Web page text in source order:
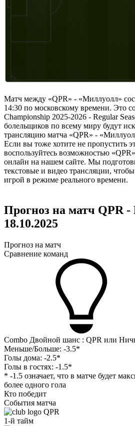
Матч между «QPR» - «Миллуолл»
14:30 по московскому времени. Это
Championship 2025-2026 - Regular
болельщиков по всему миру будут
трансляцию матча «QPR» -
Если вы тоже хотите не пропустить
воспользуйтесь возможностью
онлайн на нашем сайте. Мы
текстовые и видео трансляции,
игрой в режиме реального времени.
Прогноз на матч QPR
18.10.2025
Прогноз на матч
Сравнение команд
Combo Двойной шанс : QPR или
Меньше/Больше: -3.5*
Голы дома: -2.5*
Голы в гостях: -1.5*
* -1.5 означает, что в матче будет
более одного гола
Кто победит
События матча
QPR
1-й тайм